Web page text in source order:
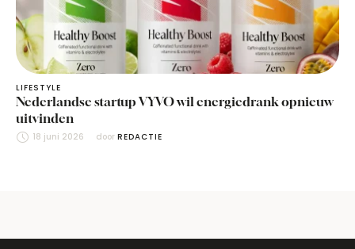
LIFESTYLE
Nederlandse startup VYVO wil energiedrank opnieuw
uitvinden
18 juni 2026 door REDACTIE